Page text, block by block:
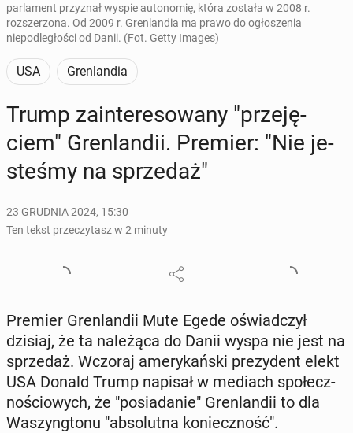
parlament przyznał wyspie autonomię, która została w 2008 r.
rozszerzona. Od 2009 r. Grenlandia ma prawo do ogłoszenia
niepodległości od Danii. (Fot. Getty Images)
USA Grenlandia
Trump za­in­te­re­so­wa­ny "prze­ję­
ciem" Gren­lan­dii. Premier: "Nie je­
ste­śmy na sprze­daż"
23 GRUDNIA 2024, 15:30
Ten tekst przeczytasz w 2 minuty
Premier Gren­lan­dii Mute Egede oświad­czył
dzisiaj, że ta na­le­żą­ca do Danii wyspa nie jest na
sprze­daż. Wczoraj ame­ry­kań­ski pre­zy­dent elekt
USA Donald Trump napisał w mediach spo­łecz­
no­ścio­wych, że "po­sia­da­nie" Gren­lan­dii to dla
Wa­szyng­to­nu "ab­so­lut­na ko­niecz­ność".